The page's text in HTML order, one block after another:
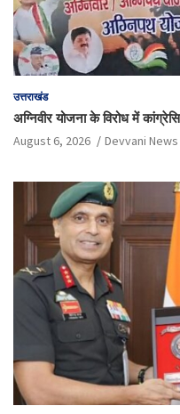
उत्तराखंड
अग्निवीर योजना के विरोध में
August 6, 2026 Devvani News